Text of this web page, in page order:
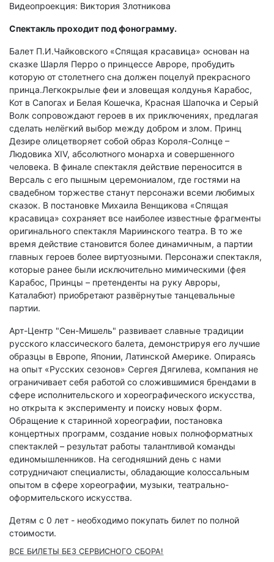
Видеопроекция: Виктория Злотникова
Спектакль проходит под фонограмму.
Балет П.И.Чайковского «Спящая красавица» основан на
сказке Шарля Перро о принцессе Авроре, пробудить
которую от столетнего сна должен поцелуй прекрасного
принца.Легкокрылые феи и зловещая колдунья Карабос,
Кот в Сапогах и Белая Кошечка, Красная Шапочка и Серый
Волк сопровождают героев в их приключениях, предлагая
сделать нелёгкий выбор между добром и злом. Принц
Дезире олицетворяет собой образ Короля-Солнце –
Людовика XIV, абсолютного монарха и совершенного
человека. В финале спектакля действие переносится в
Версаль с его пышным церемониалом, где гостями на
свадебном торжестве станут персонажи всеми любимых
сказок. В постановке Михаила Венщикова «Спящая
красавица» сохраняет все наиболее известные фрагменты
оригинального спектакля Мариинского театра. В то же
время действие становится более динамичным, а партии
главных героев более виртуозными. Персонажи спектакля,
которые ранее были исключительно мимическими (фея
Карабос, Принцы – претенденты на руку Авроры,
Каталабют) приобретают развёрнутые танцевальные
партии.
Арт-Центр "Сен-Мишель" развивает славные традиции
русского классического балета, демонстрируя его лучшие
образцы в Европе, Японии, Латинской Америке. Опираясь
на опыт «Русских сезонов» Сергея Дягилева, компания не
ограничивает себя работой со сложившимися брендами в
сфере исполнительского и хореографического искусства,
но открыта к эксперименту и поиску новых форм.
Обращение к старинной хореографии, постановка
концертных программ, создание новых полноформатных
спектаклей – результат работы талантливой команды
единомышленников. На сегодняшний день с нами
сотрудничают специалисты, обладающие колоссальным
опытом в сфере хореографии, музыки, театрально-
оформительского искусства.
Детям с 0 лет - необходимо покупать билет по полной
стоимости.
ВСЕ БИЛЕТЫ БЕЗ СЕРВИСНОГО СБОРА!